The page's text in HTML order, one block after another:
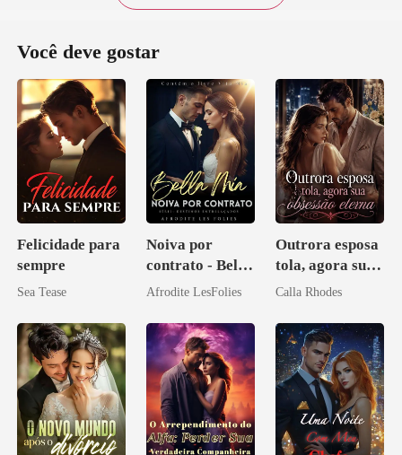
Você deve gostar
Felicidade para
sempre
Sea Tease
Noiva por
contrato - Bella
Mia
Afrodite LesFolies
Outrora esposa
tola, agora sua
obsessão eterna
Calla Rhodes